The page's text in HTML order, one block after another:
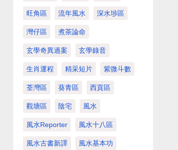
旺角區 流年風水 深水埗區
灣仔區 煮茶論命
玄學奇異過案 玄學錄音
生肖運程 精采短片 紫微斗數
荃灣區 葵青區 西貢區
觀塘區 陰宅 風水
風水Reporter 風水十八區
風水古書新譯 風水基本功